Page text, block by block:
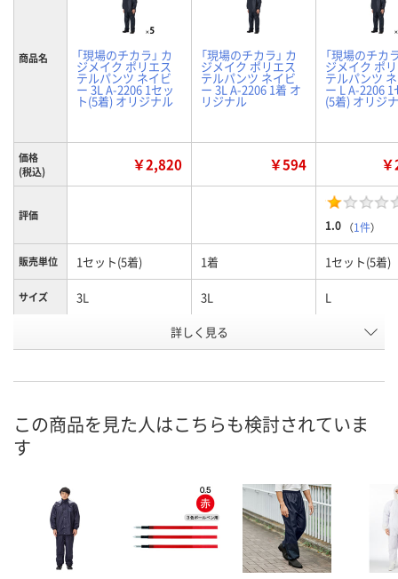
商品名 「現場のチカラ」 カ
ジメイク ポリエス
テルパンツ ネイビ
ー 3L A-2206 1セッ
ト(5着) オリジナル
「現場のチカラ」 カ
ジメイク ポリエス
テルパンツ ネイビ
ー 3L A-2206 1着 オ
リジナル
「現場のチカ
ジメイク ポ
テルパンツ
ー L A-2206
(5着) オリジ
価格
(税込)
￥2,820 ￥594
評価
1.0 （1件）
販売単位 1セット(5着) 1着 1セット(5着)
サイズ 3L 3L L
EW62759 RX33781
お届け日 8月9日（日） 8月9日（日） 8月9日（日）
カゴへ
数量
カゴへ
数量
カ
詳しく見る
この商品を見た人はこちらも検討されていま
す